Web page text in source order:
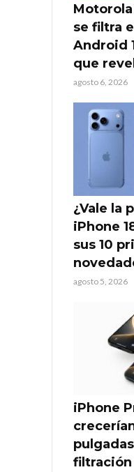
se filtra
Android
que
agosto 6, 2026
¿Vale la
iPhone
sus 10
agosto 5, 2026
iPhone
filtración